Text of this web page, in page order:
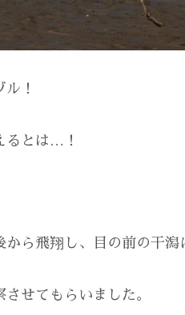
！
るとは…！
から飛翔し、目の前の干潟
させてもらいました。